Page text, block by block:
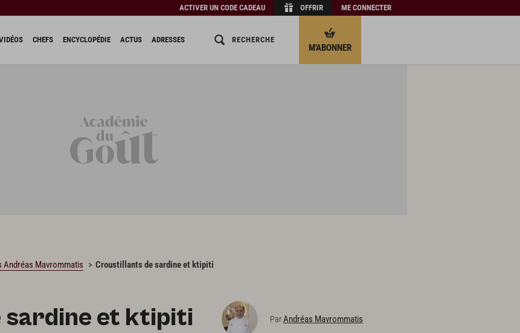
ACTIVER UN CODE CADEAU OFFRIR ME CONNECTER
CHEFS ENCYCLOPÉDIE ACTUS ADRESSES RECHERCHE
M'ABONNER
Andréas Mavrommatis Croustillants de sardine et ktipiti
et ktipiti ParAndréas Mavrommatis